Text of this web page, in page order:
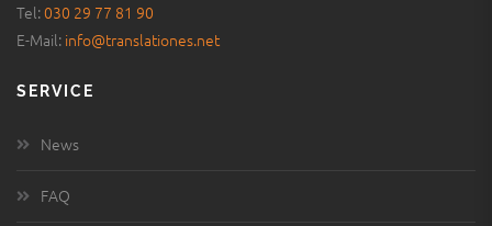
Tel:030 29 77 81 90
E-Mail: info@translationes.net
SERVICE
News
FAQ